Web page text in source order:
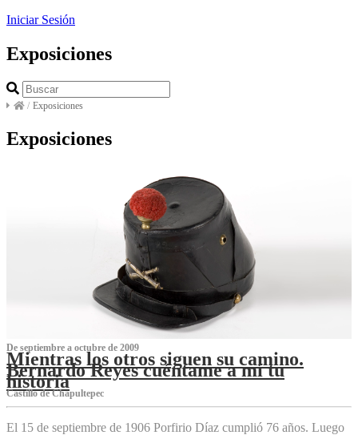
Iniciar Sesión
Exposiciones
/ Exposiciones
Exposiciones
De septiembre a octubre de 2009
Mientras los otros siguen su camino.
Bernardo Reyes cuéntame a mí tu
historia
Castillo de Chapultepec
El 15 de septiembre de 1906 Porfirio Díaz cumplió 76 años. Luego